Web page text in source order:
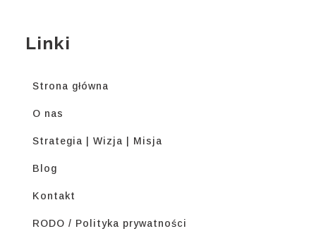
Linki
Strona główna
O nas
Strategia | Wizja | Misja
Blog
Kontakt
RODO / Polityka prywatności